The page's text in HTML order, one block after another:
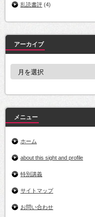
乱読書評 (4)
アーカイブ
ア
ブ
メニュー
ホーム
about this sight and profile
特別講義
サイトマップ
お問い合わせ